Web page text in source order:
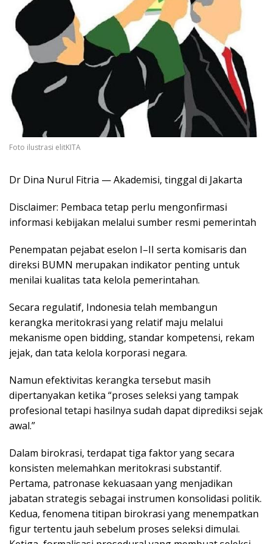
Foto ilustrasi elitKITA
Dr Dina Nurul Fitria — Akademisi, tinggal di Jakarta
Disclaimer: Pembaca tetap perlu mengonfirmasi
informasi kebijakan melalui sumber resmi pemerintah
Penempatan pejabat eselon I–II serta komisaris dan
direksi BUMN merupakan indikator penting untuk
menilai kualitas tata kelola pemerintahan.
Secara regulatif, Indonesia telah membangun
kerangka meritokrasi yang relatif maju melalui
mekanisme open bidding, standar kompetensi, rekam
jejak, dan tata kelola korporasi negara.
Namun efektivitas kerangka tersebut masih
dipertanyakan ketika “proses seleksi yang tampak
profesional tetapi hasilnya sudah dapat diprediksi sejak
awal.”
Dalam birokrasi, terdapat tiga faktor yang secara
konsisten melemahkan meritokrasi substantif.
Pertama, patronase kekuasaan yang menjadikan
jabatan strategis sebagai instrumen konsolidasi politik.
Kedua, fenomena titipan birokrasi yang menempatkan
figur tertentu jauh sebelum proses seleksi dimulai.